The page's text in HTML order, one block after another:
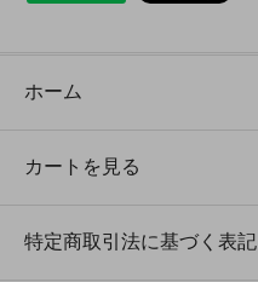
ホーム
カートを見る
特定商取引法に基づく表記